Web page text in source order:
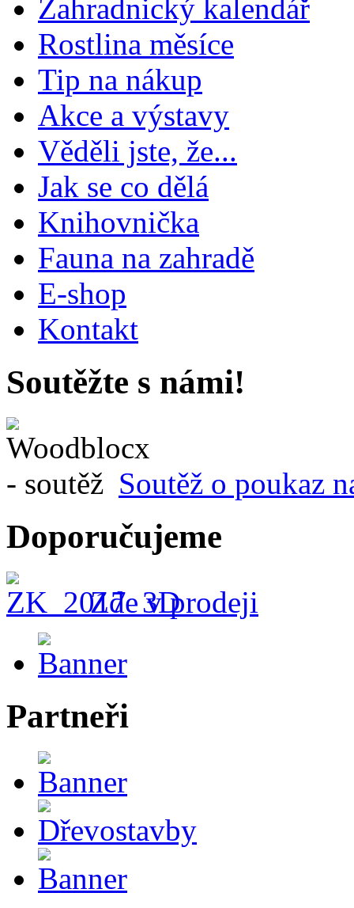
Zahradnický kalendář
Rostlina měsíce
Tip na nákup
Akce a výstavy
Věděli jste, že...
Jak se co dělá
Knihovnička
Fauna na zahradě
E-shop
Kontakt
Soutěžte s námi!
Soutěž o poukaz
Doporučujeme
Zde v prodeji
Partneři